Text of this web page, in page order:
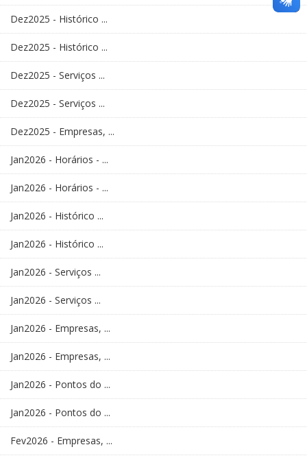
Dez2025 - Histórico ...
Dez2025 - Histórico ...
Dez2025 - Serviços ...
Dez2025 - Serviços ...
Dez2025 - Empresas, ...
Jan2026 - Horários - ...
Jan2026 - Horários - ...
Jan2026 - Histórico ...
Jan2026 - Histórico ...
Jan2026 - Serviços ...
Jan2026 - Serviços ...
Jan2026 - Empresas, ...
Jan2026 - Empresas, ...
Jan2026 - Pontos do ...
Jan2026 - Pontos do ...
Fev2026 - Empresas, ...